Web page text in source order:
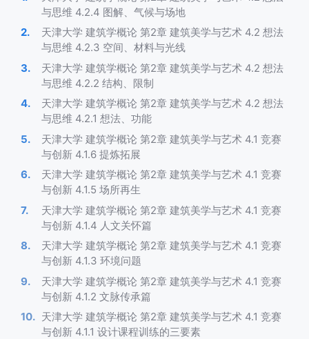
与思维 4.2.4 图解、气候与场地
天津大学 建筑学概论 第2章 建筑美学与艺术 4.2 想法
与思维 4.2.3 空间、材料与光线
天津大学 建筑学概论 第2章 建筑美学与艺术 4.2 想法
与思维 4.2.2 结构、限制
天津大学 建筑学概论 第2章 建筑美学与艺术 4.2 想法
与思维 4.2.1 想法、功能
天津大学 建筑学概论 第2章 建筑美学与艺术 4.1 竞赛
与创新 4.1.6 提炼拓展
天津大学 建筑学概论 第2章 建筑美学与艺术 4.1 竞赛
与创新 4.1.5 场所再生
天津大学 建筑学概论 第2章 建筑美学与艺术 4.1 竞赛
与创新 4.1.4 人文关怀篇
天津大学 建筑学概论 第2章 建筑美学与艺术 4.1 竞赛
与创新 4.1.3 环境问题
天津大学 建筑学概论 第2章 建筑美学与艺术 4.1 竞赛
与创新 4.1.2 文脉传承篇
天津大学 建筑学概论 第2章 建筑美学与艺术 4.1 竞赛
与创新 4.1.1 设计课程训练的三要素